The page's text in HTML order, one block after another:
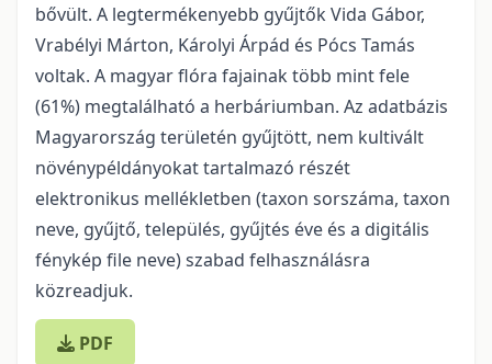
bővült. A legtermékenyebb gyűjtők Vida Gábor,
Vrabélyi Márton, Károlyi Árpád és Pócs Tamás
voltak. A magyar flóra fajainak több mint fele
(61%) megtalálható a herbáriumban. Az adatbázis
Magyarország területén gyűjtött, nem kultivált
növénypéldányokat tartalmazó részét
elektronikus mellékletben (taxon sorszáma, taxon
neve, gyűjtő, település, gyűjtés éve és a digitális
fénykép file neve) szabad felhasználásra
közreadjuk.
PDF